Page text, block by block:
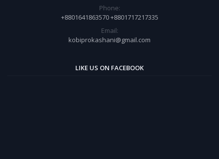
Phone:
+8801641863570 +8801717217335
Email:
kobiprokashani@gmail.com
LIKE US ON FACEBOOK